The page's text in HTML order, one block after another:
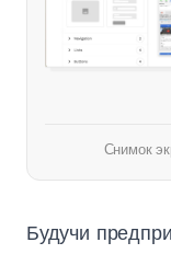
Снимок
Будучи